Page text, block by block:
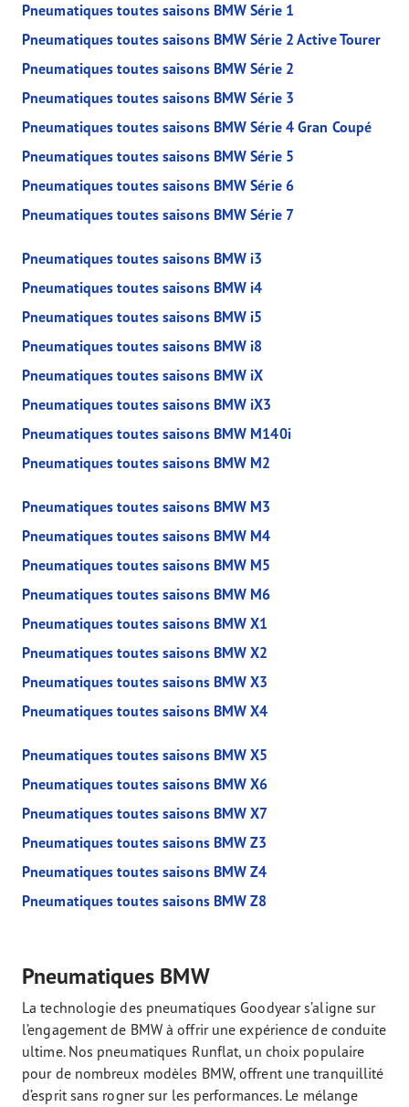
Pneumatiques toutes saisons BMW Série 1
Pneumatiques toutes saisons BMW Série 2 Active Tourer
Pneumatiques toutes saisons BMW Série 2
Pneumatiques toutes saisons BMW Série 3
Pneumatiques toutes saisons BMW Série 4 Gran Coupé
Pneumatiques toutes saisons BMW Série 5
Pneumatiques toutes saisons BMW Série 6
Pneumatiques toutes saisons BMW Série 7
Pneumatiques toutes saisons BMW i3
Pneumatiques toutes saisons BMW i4
Pneumatiques toutes saisons BMW i5
Pneumatiques toutes saisons BMW i8
Pneumatiques toutes saisons BMW iX
Pneumatiques toutes saisons BMW iX3
Pneumatiques toutes saisons BMW M140i
Pneumatiques toutes saisons BMW M2
Pneumatiques toutes saisons BMW M3
Pneumatiques toutes saisons BMW M4
Pneumatiques toutes saisons BMW M5
Pneumatiques toutes saisons BMW M6
Pneumatiques toutes saisons BMW X1
Pneumatiques toutes saisons BMW X2
Pneumatiques toutes saisons BMW X3
Pneumatiques toutes saisons BMW X4
Pneumatiques toutes saisons BMW X5
Pneumatiques toutes saisons BMW X6
Pneumatiques toutes saisons BMW X7
Pneumatiques toutes saisons BMW Z3
Pneumatiques toutes saisons BMW Z4
Pneumatiques toutes saisons BMW Z8
Pneumatiques BMW
La technologie des pneumatiques Goodyear s’aligne sur
l’engagement de BMW à offrir une expérience de conduite
ultime. Nos pneumatiques Runflat, un choix populaire
pour de nombreux modèles BMW, offrent une tranquillité
d’esprit sans rogner sur les performances. Le mélange